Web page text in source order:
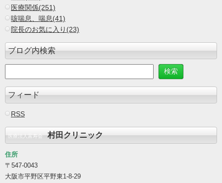
医療関係(251)
咳喘息、喘息(41)
院長のお気に入り(23)
ブログ内検索
フィード
RSS
医療法人富寿会村田クリニック
住所
〒547-0043
大阪市平野区平野東1-8-29